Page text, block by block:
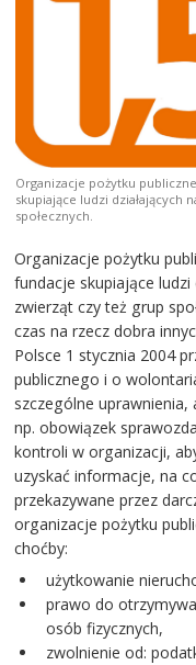
Organizacje pożytku
skupiające ludzi działających
społecznych.
Organizacje pożytku
fundacje skupiające ludzi
zwierząt czy też grup
czas na rzecz dobra
Polsce 1 stycznia 2004
publicznego i o
szczególne
np. obowiązek
kontroli w organizacji,
uzyskać informacje, na
przekazywane przez
organizacje pożytku
choćby:
użytkowanie
prawo do
osób fizycznych,
zwolnienie od: